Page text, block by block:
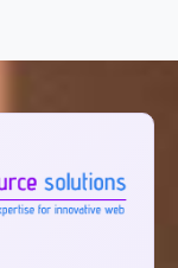
etc.
content
תוכן דומה